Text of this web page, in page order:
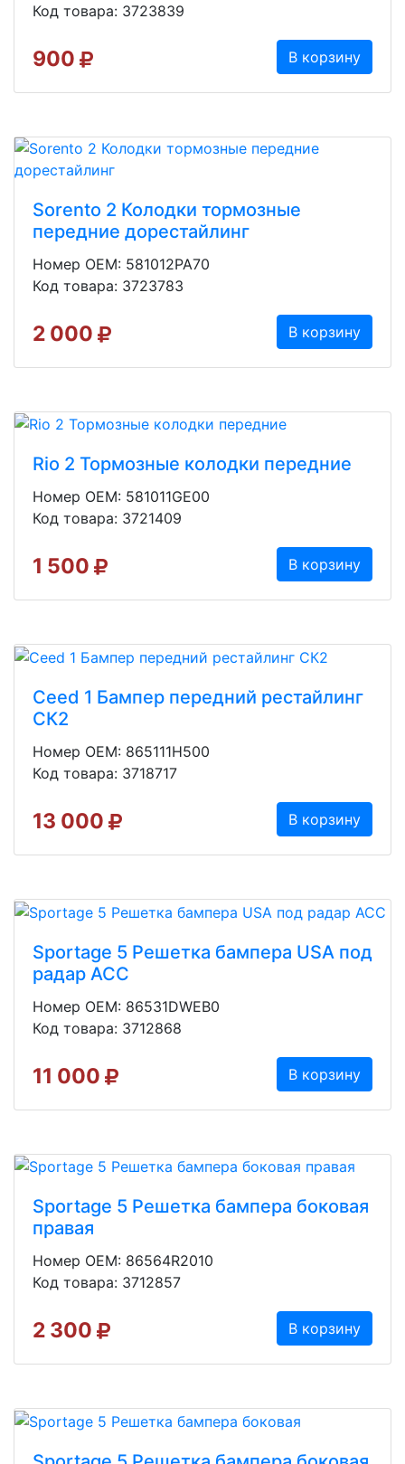
Код товара: 3723839
900 В корзину
Sorento 2 Колодки тормозные
передние дорестайлинг
Номер OEM: 581012PA70
Код товара: 3723783
2 000 В корзину
Rio 2 Тормозные колодки передние
Номер OEM: 581011GE00
Код товара: 3721409
1 500 В корзину
Ceed 1 Бампер передний рестайлинг
СК2
Номер OEM: 865111H500
Код товара: 3718717
13 000 В корзину
Sportage 5 Решетка бампера USA под
радар ACC
Номер OEM: 86531DWEB0
Код товара: 3712868
11 000 В корзину
Sportage 5 Решетка бампера боковая
правая
Номер OEM: 86564R2010
Код товара: 3712857
2 300 В корзину